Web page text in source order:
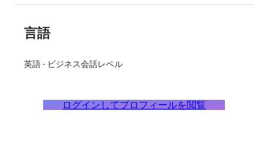
言語
英語 - ビジネス会話レベル
ログインしてプロフィールを閲覧